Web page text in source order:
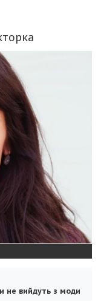
не вийдуть з моди